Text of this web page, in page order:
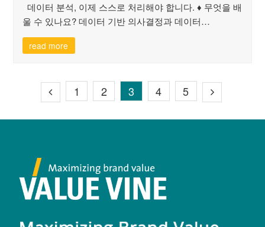
데이터 분석, 이제 스스로 처리해야 합니다. ♦ 무엇을 배
울 수 있나요? 데이터 기반 의사결정과 데이터…
read more
1 2 3 4 5